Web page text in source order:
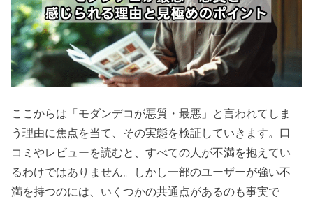
ここからは「モダンデコが悪質・最悪」と言われてしま
う理由に焦点を当て、その実態を検証していきます。口
コミやレビューを読むと、すべての人が不満を抱えてい
るわけではありません。しかし一部のユーザーが強い不
満を持つのには、いくつかの共通点があるのも事実で